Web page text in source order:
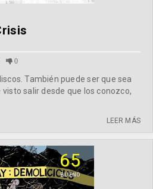
0
También puede ser que sea
salir desde que los conozco,
LEER MÁS
65
BUENO